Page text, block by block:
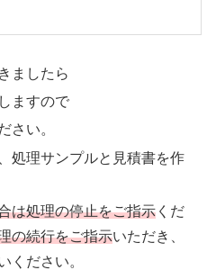
ましたら
ますので
さい。
処理サンプルと見積書を作
は処理の停止をご指示 くだ
の続行をご指示いただき、
ください。